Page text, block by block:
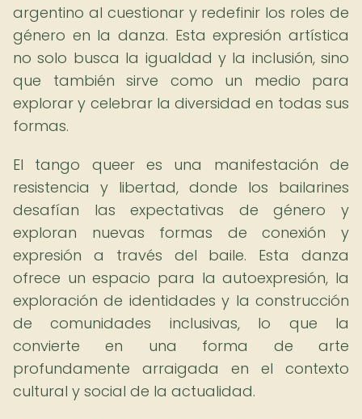
argentino al cuestionar y redefinir los roles de
género en la danza. Esta expresión artística
no solo busca la igualdad y la inclusión, sino
que también sirve como un medio para
explorar y celebrar la diversidad en todas sus
formas.
El tango queer es una manifestación de
resistencia y libertad, donde los bailarines
desafían las expectativas de género y
exploran nuevas formas de conexión y
expresión a través del baile. Esta danza
ofrece un espacio para la autoexpresión, la
exploración de identidades y la construcción
de comunidades inclusivas, lo que la
convierte en una forma de arte
profundamente arraigada en el contexto
cultural y social de la actualidad.